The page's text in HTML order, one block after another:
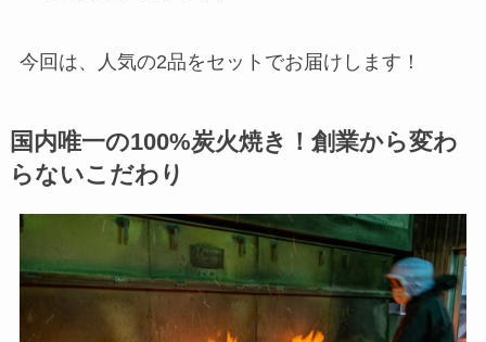
今回は、人気の2品をセットでお届けします！
国内唯一の100%炭火焼き！創業から変わ
らないこだわり